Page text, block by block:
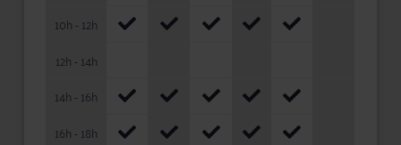
10h - 12h
12h - 14h
14h - 16h
16h - 18h